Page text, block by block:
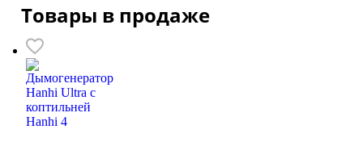
Товары в продаже